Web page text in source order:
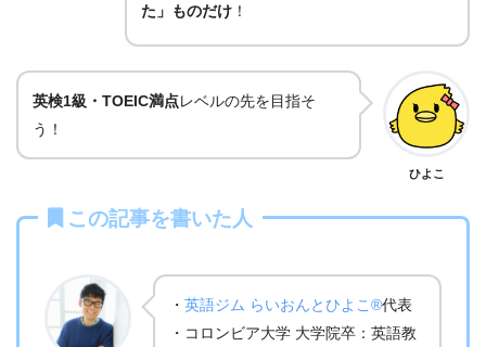
た」ものだけ ！
英検1級・TOEIC満点レベルの先を目指そ
う！
ひよこ
この記事を書いた人
・ 英語ジム らいおんとひよこ®代表
・コロンビア大学 大学院卒：英語教